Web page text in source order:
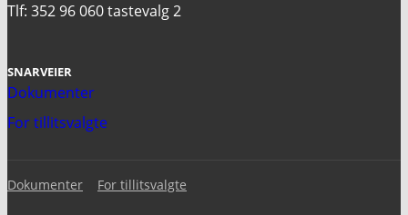
Tlf: 352 96 060 tastevalg 2
SNARVEIER
Dokumenter
For tillitsvalgte
Dokumenter For tillitsvalgte